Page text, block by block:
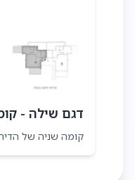
דגם שילה -
קומה שניה של